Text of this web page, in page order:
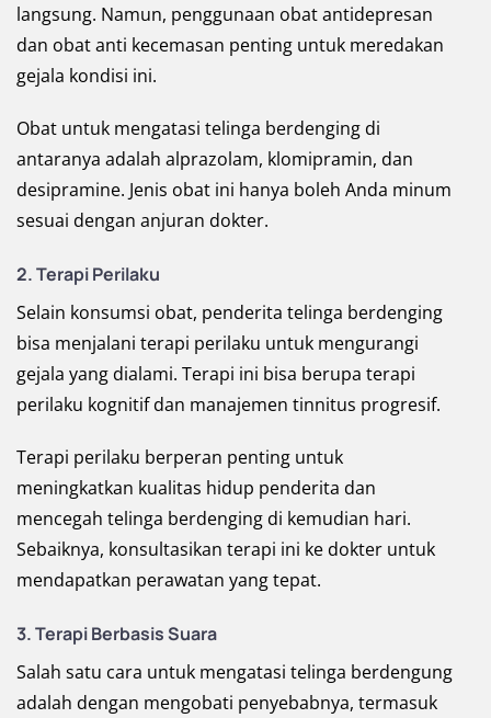
langsung. Namun, penggunaan obat antidepresan
dan obat anti kecemasan penting untuk meredakan
gejala kondisi ini.
Obat untuk mengatasi telinga berdenging di
antaranya adalah alprazolam, klomipramin, dan
desipramine. Jenis obat ini hanya boleh Anda minum
sesuai dengan anjuran dokter.
2. Terapi Perilaku
Selain konsumsi obat, penderita telinga berdenging
bisa menjalani terapi perilaku untuk mengurangi
gejala yang dialami. Terapi ini bisa berupa terapi
perilaku kognitif dan manajemen tinnitus progresif.
Terapi perilaku berperan penting untuk
meningkatkan kualitas hidup penderita dan
mencegah telinga berdenging di kemudian hari.
Sebaiknya, konsultasikan terapi ini ke dokter untuk
mendapatkan perawatan yang tepat.
3. Terapi Berbasis Suara
Salah satu cara untuk mengatasi telinga berdengung
adalah dengan mengobati penyebabnya, termasuk